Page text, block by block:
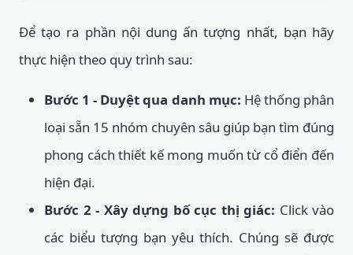
Để tạo ra phần nội dung ấn tượng nhất, bạn hãy
thực hiện theo quy trình sau:
Bước 1 - Duyệt qua danh mục: Hệ thống phân
loại sẵn 15 nhóm chuyên sâu giúp bạn tìm đúng
phong cách thiết kế mong muốn từ cổ điển đến
hiện đại.
Bước 2 - Xây dựng bố cục thị giác: Click vào
các biểu tượng bạn yêu thích. Chúng sẽ được